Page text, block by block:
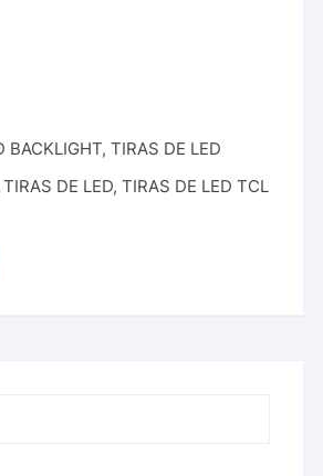
BACKLIGHT,TIRAS DE LED
TIRAS DE LED,TIRAS DE LED TCL